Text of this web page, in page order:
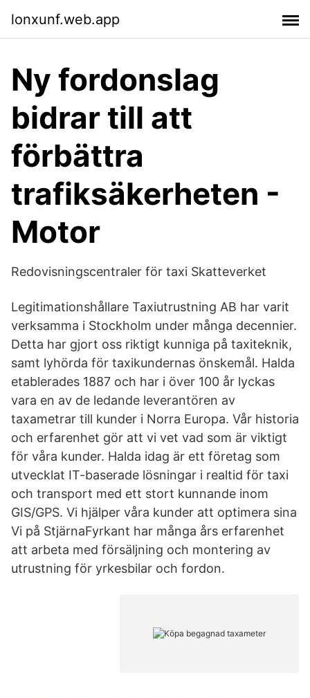
lonxunf.web.app
Ny fordonslag
bidrar till att
förbättra
trafiksäkerheten -
Motor
Redovisningscentraler för taxi Skatteverket
Legitimationshållare Taxiutrustning AB har varit
verksamma i Stockholm under många decennier.
Detta har gjort oss riktigt kunniga på taxiteknik,
samt lyhörda för taxikundernas önskemål. Halda
etablerades 1887 och har i över 100 år lyckas
vara en av de ledande leverantören av
taxametrar till kunder i Norra Europa. Vår historia
och erfarenhet gör att vi vet vad som är viktigt
för våra kunder. Halda idag är ett företag som
utvecklat IT-baserade lösningar i realtid för taxi
och transport med ett stort kunnande inom
GIS/GPS. Vi hjälper våra kunder att optimera sina
Vi på StjärnaFyrkant har många års erfarenhet
att arbeta med försäljning och montering av
utrustning för yrkesbilar och fordon.